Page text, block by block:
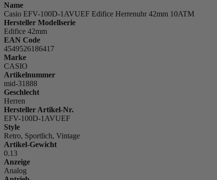
Name
Casio EFV-100D-1AVUEF Edifice Herrenuhr 42mm 10ATM
Hersteller Modellserie
Edifice 42mm
EAN Code
4549526186417
Marke
CASIO
Artikelnummer
mid-31888
Geschlecht
Herren
Hersteller Artikel-Nr.
EFV-100D-1AVUEF
Style
Retro, Sportlich, Vintage
Artikel-Gewicht
0.13
Anzeige
Analog